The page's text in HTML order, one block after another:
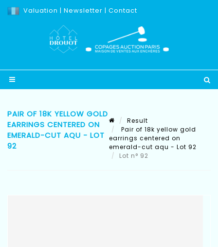
Valuation | Newsletter | Contact
PAIR OF 18K YELLOW GOLD
EARRINGS CENTERED ON
EMERALD-CUT AQU - LOT
92
Result
Pair of 18k yellow gold
earrings centered on
emerald-cut aqu - Lot 92
Lot n° 92